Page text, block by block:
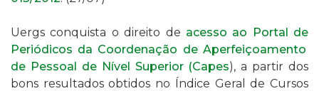
Uergs conquista o direito de acesso ao Portal de
Periódicos da Coordenação de Aperfeiçoamento
de Pessoal de Nível Superior(Capes), a partir dos
bons resultados obtidos no Índice Geral de Cursos